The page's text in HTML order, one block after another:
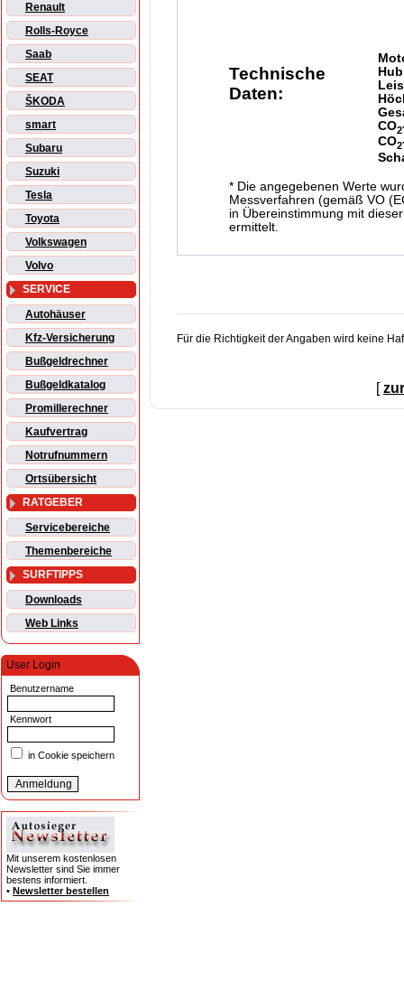
Renault
Rolls-Royce
Saab
SEAT
ŠKODA
smart
Subaru
Suzuki
Tesla
Toyota
Volkswagen
Volvo
SERVICE
Autohäuser
Kfz-Versicherung
Bußgeldrechner
Bußgeldkatalog
Promillerechner
Kaufvertrag
Notrufnummern
Ortsübersicht
RATGEBER
Servicebereiche
Themenbereiche
SURFTIPPS
Downloads
Web Links
User Login
Benutzername
Kennwort
in Cookie speichern
Mit unserem kostenlosen
Newsletter sind Sie immer
bestens informiert.
• Newsletter bestellen
Technische
Daten:
CO2
CO2
* Die angegebenen Werte
Messverfahren (gemäß VO
in Übereinstimmung mit
ermittelt.
Für die Richtigkeit der Angaben wird keine